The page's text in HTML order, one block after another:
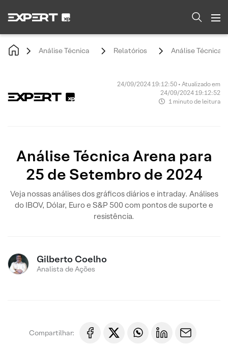
Análise Técnica Relatórios Análise Técnica
24/09/2024 19:12:50 • Atualizado em
24/09/2024 19:12:52
1 minuto de leitura
Análise Técnica Arena para
25 de Setembro de 2024
Veja nossas análises dos gráficos diários e intraday. Análises
do IBOV, Dólar, Euro e S&P 500 com pontos de suporte e
resistência.
Gilberto Coelho
Analista de Ações
Compartilhar: